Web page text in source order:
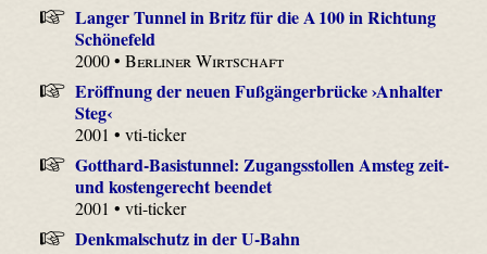
Langer Tunnel in Britz für die A 100 in Richtung
Schönefeld
2000 •Berliner Wirtschaft
Eröffnung der neuen Fußgängerbrücke ›Anhalter
Steg‹
2001 • vti-ticker
Gotthard-Basistunnel: Zugangsstollen Amsteg zeit-
und kostengerecht beendet
2001 • vti-ticker
Denkmalschutz in der U-Bahn